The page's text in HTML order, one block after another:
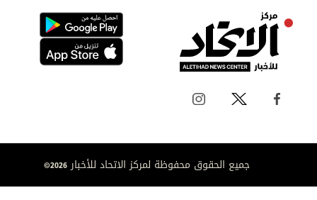
جميع الحقوق محفوظة لمركز الاتحاد للأخبار 2026©